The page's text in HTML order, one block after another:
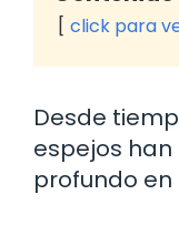
click para
Desde
espejos
profundo en